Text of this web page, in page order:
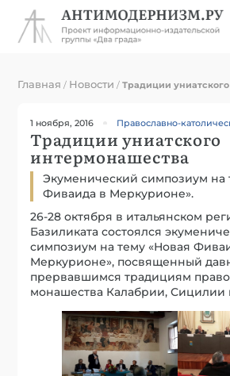
Главная / Новости /Традиции
1 ноября, 2016 Православно-
Традиции униатского
интермонашества
Экуменический симпозиум на
Фиваида в Меркурионе».
26-28 октября в итальянском
Базиликата состоялся
симпозиум на тему «Новая
Меркурионе», посвященный
прервавшимся традициям
монашества Калабрии, Сицилии